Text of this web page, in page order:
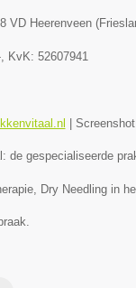
VD Heerenveen(
, KvK: 52607941
Screenshot
de gespecialiseerde
Dry Needling in